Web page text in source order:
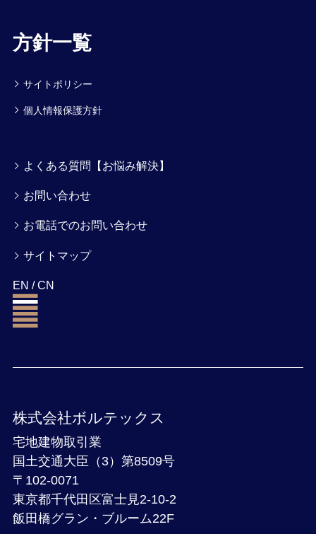
方針一覧
サイトポリシー
個人情報保護方針
よくある質問【お悩み解決】
お問い合わせ
お電話でのお問い合わせ
サイトマップ
EN /CN
株式会社ボルテックス
宅地建物取引業
国土交通大臣（3）第8509号
〒102-0071
東京都千代田区富士見2-10-2
飯田橋グラン・ブルーム22F